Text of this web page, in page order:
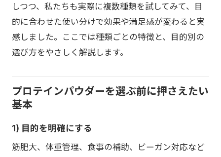
しつつ、私たちも実際に複数種類を試してみて、目
的に合わせた使い分けで効果や満足感が変わると実
感しました。ここでは種類ごとの特徴と、目的別の
選び方をやさしく解説します。
プロテインパウダーを選ぶ前に押さえたい
基本
1) 目的を明確にする
筋肥大、体重管理、食事の補助、ビーガン対応など